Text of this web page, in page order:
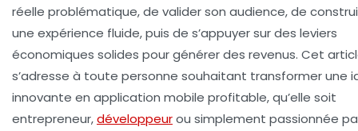
réelle problématique, de valider son audience, de
une expérience fluide, puis de s’appuyer sur des leviers
économiques solides pour générer des revenus. Cet
s’adresse à toute personne souhaitant transformer une
innovante en application mobile profitable, qu’elle soit
entrepreneur,développeurou simplement passionnée